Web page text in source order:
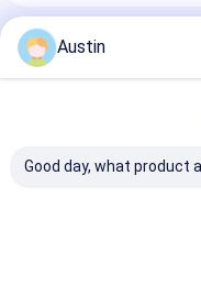
Συνιστώμενα
Austin
Good day, what product